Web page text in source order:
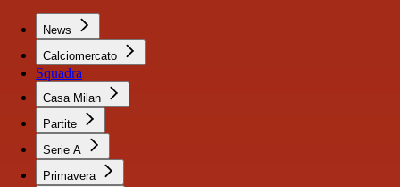
News
Calciomercato
Squadra
Casa Milan
Partite
Serie A
Primavera